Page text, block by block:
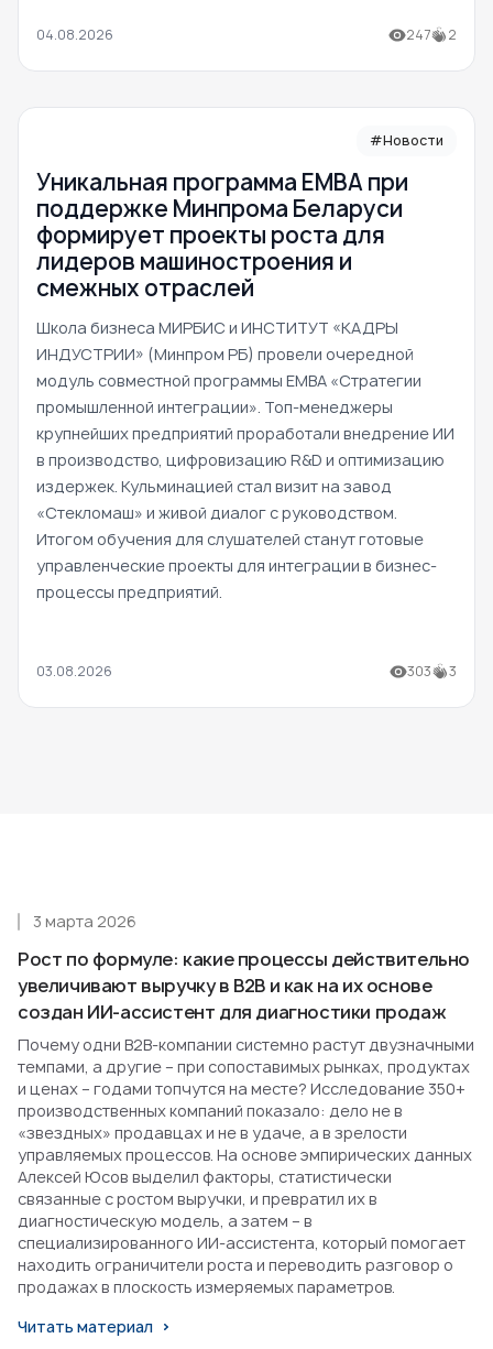
04.08.2026 247 2
#Новости
Уникальная программа ЕМВА при
поддержке Минпрома Беларуси
формирует проекты роста для
лидеров машиностроения и
смежных отраслей
Школа бизнеса МИРБИС и ИНСТИТУТ «КАДРЫ
ИНДУСТРИИ» (Минпром РБ) провели очередной
модуль совместной программы EMBA «Стратегии
промышленной интеграции». Топ-менеджеры
крупнейших предприятий проработали внедрение ИИ
в производство, цифровизацию R&D и оптимизацию
издержек. Кульминацией стал визит на завод
«Стекломаш» и живой диалог с руководством.
Итогом обучения для слушателей станут готовые
управленческие проекты для интеграции в бизнес-
процессы предприятий.
03.08.2026 303 3
Рост по формуле: какие процессы действительно
увеличивают выручку в B2B и как на их основе
создан ИИ-ассистент для диагностики продаж
3 марта 2026
Почему одни B2B-компании системно растут двузначными
темпами, а другие – при сопоставимых рынках, продуктах
и ценах – годами топчутся на месте? Исследование 350+
производственных компаний показало: дело не в
«звездных» продавцах и не в удаче, а в зрелости
управляемых процессов. На основе эмпирических данных
Алексей Юсов выделил факторы, статистически
связанные с ростом выручки, и превратил их в
диагностическую модель, а затем – в
специализированного ИИ-ассистента, который помогает
находить ограничители роста и переводить разговор о
продажах в плоскость измеряемых параметров.
Читать материал